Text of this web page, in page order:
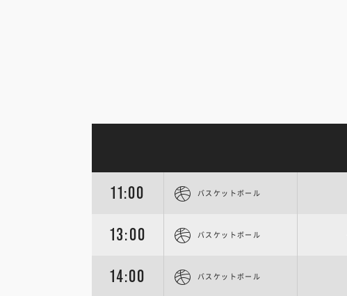
11:00 バスケットボール
13:00 バスケットボール
14:00 バスケットボール